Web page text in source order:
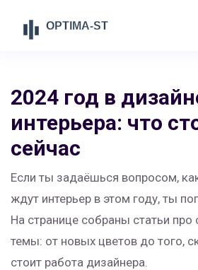
2024 год в
интерьера: что
сейчас
Если ты задаёшься вопросом,
ждут интерьер в этом году, ты
На странице собраны статьи
темы: от новых цветов до того,
стоит работа дизайнера.